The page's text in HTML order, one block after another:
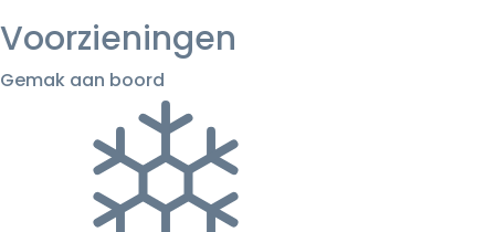
Voorzieningen
Gemak aan boord